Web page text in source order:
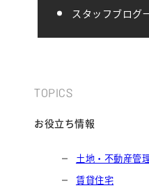
スタッフブログ
TOPICS
お役立ち情報
土地・不動産管
賃貸住宅